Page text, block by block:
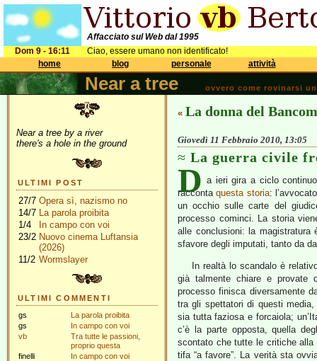
Affacciato sul Web dal 1995
Dom 9 - 16:11
Ciao, essere umano non identificato!
home
blog personale attività
Near a tree ovvero come rovinarsi
Near a tree by a river
there's a hole in the ground
ULTIMI POST
27/7 Opera sì, nazismo no
14/7 La parola proibita
1/4
In campo con voi
23/2 Nuovo cinema Luftansia
(2026)
11/2 Wormslayer
ULTIMI COMMENTI
gs
La parola proibita
gs
In campo con voi
vb
Tra tutte le passioni,
proprio questa
finelli
In campo con voi
« La donna del
Giovedì 11 Febbraio 2010, 13:05
La guerra civile
D a ieri gira a ciclo
raccontaquesta storia:
un occhio sulle carte del
processo cominci. La storia
alle conclusioni: la
sfavore degli imputati, tanto da
In realtà lo scandalo è
già talmente chiare e provate
processo finisca diversamente
tra gli spettatori di questi
sia tutta faziosa e forcaiola;
c’è la parte opposta, quella
scontato che tutte le critiche
tifa “a favore”. La verità sta